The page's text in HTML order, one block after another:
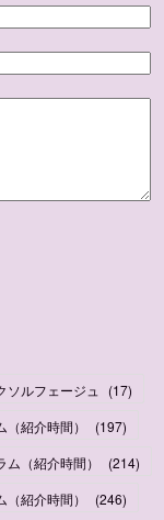
ソルフェージュ
(17)
紹介時間）
(197)
（紹介時間）
(214)
紹介時間）
(246)